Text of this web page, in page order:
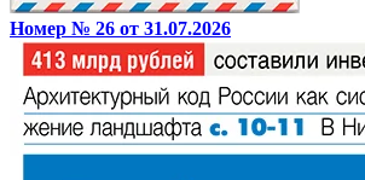
Номер № 26 от 31.07.2026